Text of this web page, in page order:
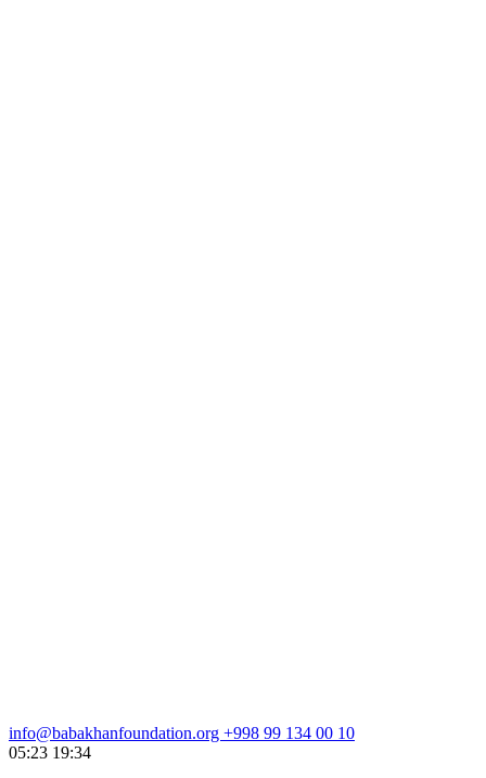
info@babakhanfoundation.org +998 99 134 00 10
05:23 19:34